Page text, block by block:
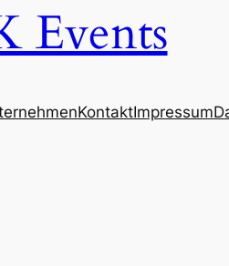
Events
KontaktImpressum